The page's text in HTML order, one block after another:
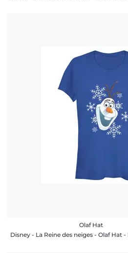
Olaf Hat
Disney - La Reine des neiges - Olaf Hat